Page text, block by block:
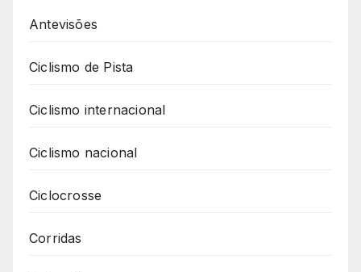
Antevisões
Ciclismo de Pista
Ciclismo internacional
Ciclismo nacional
Ciclocrosse
Corridas